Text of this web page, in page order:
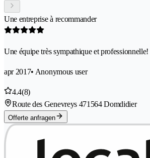
Une entreprise à recommander
Une équipe très sympathique et professionnelle!
apr 2017• Anonymous user
4.4(8)
Route des Genevreys 471564 Domdidier
Offerte anfragen